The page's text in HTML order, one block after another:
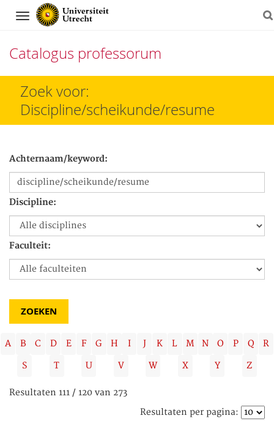
Navigation
Catalogus professorum
Direct
het
Zoek voor:
Discipline/scheikunde/resume
Achternaam/keyword:
Discipline:
Faculteit:
A B C D E F G H I J K L M N O P Q
R
S
T U V W X Y Z
Resultaten 111 / 120 van 273
Resultaten per pagina: